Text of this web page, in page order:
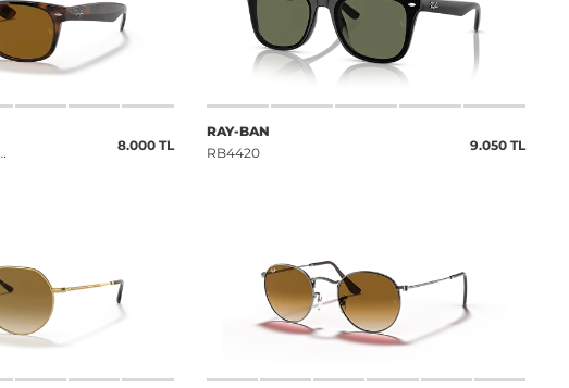
8.000 TL
RAY-BAN
RB4420
9.050 TL